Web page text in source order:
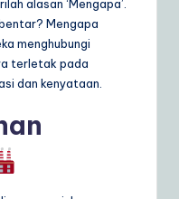
alasan ‘Mengapa’.
Mengapa
menghubungi
terletak pada
dan kenyataan.